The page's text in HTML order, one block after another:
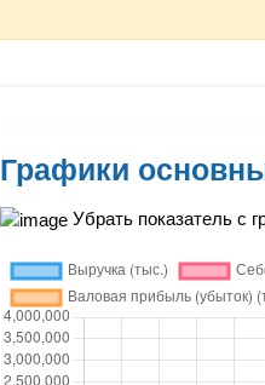
Графики
Убрать показатель с